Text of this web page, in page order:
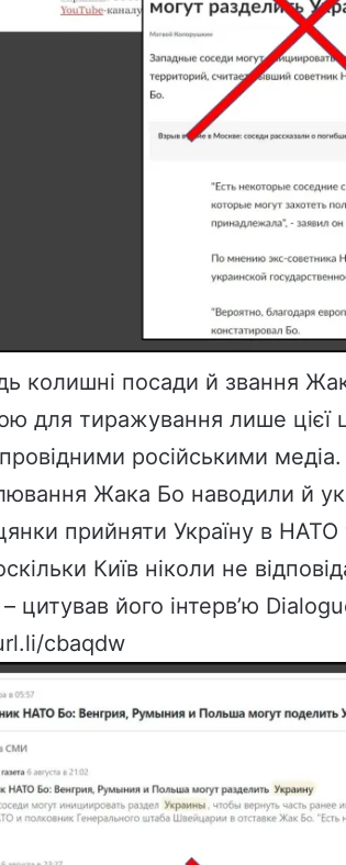
колишні посади й звання
для тиражування лише цієї
російськими
Жака Бо наводили й
прийняти Україну в
Київ ніколи не
цитував його інтерв’ю
cbaqdw